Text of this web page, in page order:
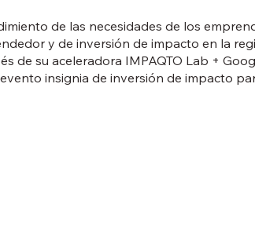
de las necesidades de los
y de inversión de impacto en la
de su aceleradora IMPAQTO Lab +
insignia de inversión de impacto